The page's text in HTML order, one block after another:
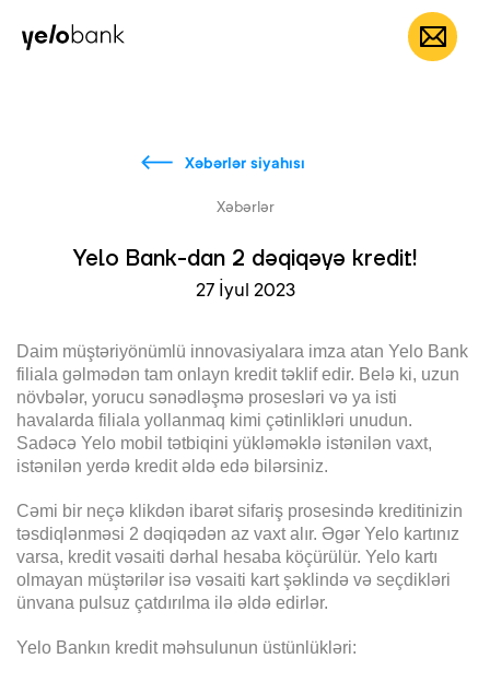
Fərdi Biznes AZ
Xəbərlər siyahısı
Xəbərlər
Yelo Bank-dan 2 dəqiqəyə kredit!
27 İyul 2023
Daim müştəriyönümlü innovasiyalara imza atan Yelo Bank
filiala gəlmədən tam onlayn kredit təklif edir. Belə ki, uzun
növbələr, yorucu sənədləşmə prosesləri və ya isti
havalarda filiala yollanmaq kimi çətinlikləri unudun.
Sadəcə Yelo mobil tətbiqini yükləməklə istənilən vaxt,
istənilən yerdə kredit əldə edə bilərsiniz.
Cəmi bir neçə klikdən ibarət sifariş prosesində kreditinizin
təsdiqlənməsi 2 dəqiqədən az vaxt alır. Əgər Yelo kartınız
varsa, kredit vəsaiti dərhal hesaba köçürülür. Yelo kartı
olmayan müştərilər isə vəsaiti kart şəklində və seçdikləri
ünvana pulsuz çatdırılma ilə əldə edirlər.
Yelo Bankın kredit məhsulunun üstünlükləri: